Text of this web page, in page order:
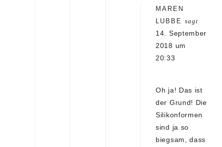
MAREN
LUBBE sagt
14. September
2018 um
20:33
Oh ja! Das ist
der Grund! Die
Silikonformen
sind ja so
biegsam, dass